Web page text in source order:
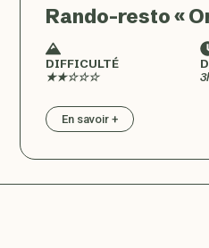
Rando-resto «
DIFFICULTÉ
★★☆☆☆
En savoir +